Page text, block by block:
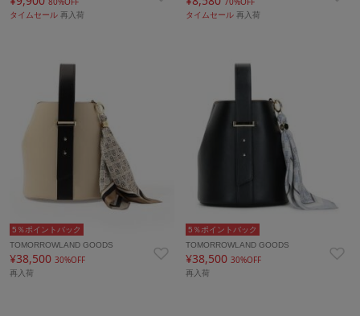
タイムセール 再入荷 タイムセール再入荷
5％ポイントバック
TOMORROWLAND GOODS
¥38,500 30%OFF
再入荷
5％ポイントバック
TOMORROWLAND GOODS
¥38,50030%OFF
再入荷